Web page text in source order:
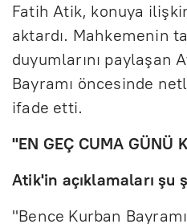
Fatih Atik, konuya
aktardı. Mahkemenin
duyumlarını paylaşan
Bayramı öncesinde
ifade etti.
"EN GEÇ CUMA GÜNÜ
Atik'in açıklamaları şu
"Bence Kurban